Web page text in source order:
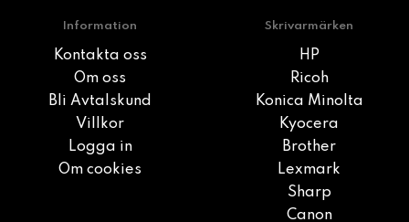
Information
Kontakta oss
Om oss
Bli Avtalskund
Villkor
Logga in
Om cookies
Skrivarmärken
HP
Ricoh
Konica Minolta
Kyocera
Brother
Lexmark
Sharp
Canon